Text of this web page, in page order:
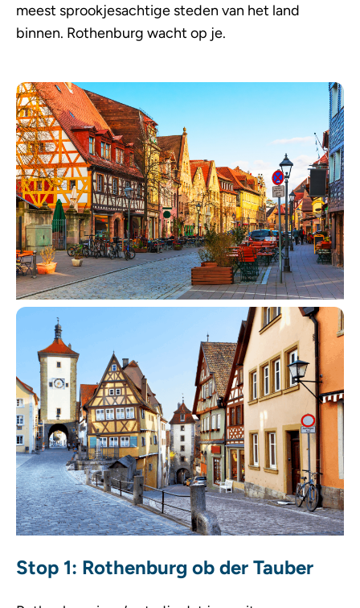
meest sprookjesachtige steden van het land
binnen. Rothenburg wacht op je.
Stop 1: Rothenburg ob der Tauber